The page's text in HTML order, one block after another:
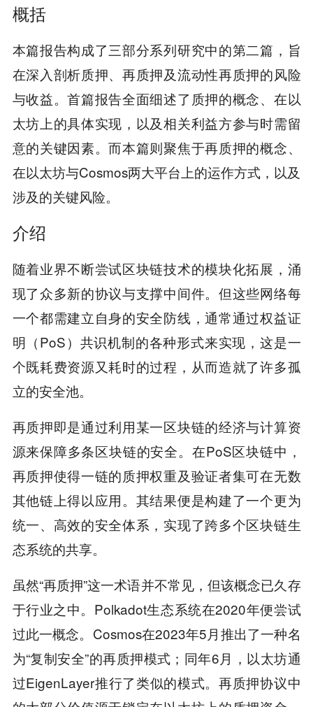
概括
本篇报告构成了三部分系列研究中的第二篇，旨
在深入剖析质押、再质押及流动性再质押的风险
与收益。首篇报告全面细述了质押的概念、在以
太坊上的具体实现，以及相关利益方参与时需留
意的关键因素。而本篇则聚焦于再质押的概念、
在以太坊与Cosmos两大平台上的运作方式，以及
涉及的关键风险。
介绍
随着业界不断尝试区块链技术的模块化拓展，涌
现了众多新的协议与支撑中间件。但这些网络每
一个都需建立自身的安全防线，通常通过权益证
明（PoS）共识机制的各种形式来实现，这是一
个既耗费资源又耗时的过程，从而造就了许多孤
立的安全池。
再质押即是通过利用某一区块链的经济与计算资
源来保障多条区块链的安全。在PoS区块链中，
再质押使得一链的质押权重及验证者集可在无数
其他链上得以应用。其结果便是构建了一个更为
统一、高效的安全体系，实现了跨多个区块链生
态系统的共享。
虽然“再质押”这一术语并不常见，但该概念已久存
于行业之中。Polkadot生态系统在2020年便尝试
过此一概念。Cosmos在2023年5月推出了一种名
为“复制安全”的再质押模式；同年6月，以太坊通
过EigenLayer推行了类似的模式。再质押协议中